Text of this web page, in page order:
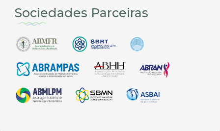
Sociedades Parceiras